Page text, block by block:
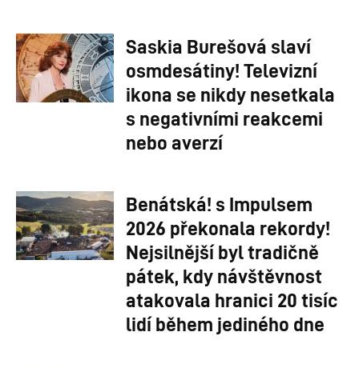
Saskia Burešová slaví
osmdesátiny! Televizní
ikona se nikdy nesetkala
s negativními reakcemi
nebo averzí
Benátská! s Impulsem
2026 překonala rekordy!
Nejsilnější byl tradičně
pátek, kdy návštěvnost
atakovala hranici 20 tisíc
lidí během jediného dne